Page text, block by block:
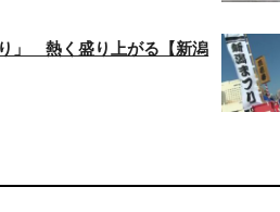
」 熱く盛り上がる【新潟